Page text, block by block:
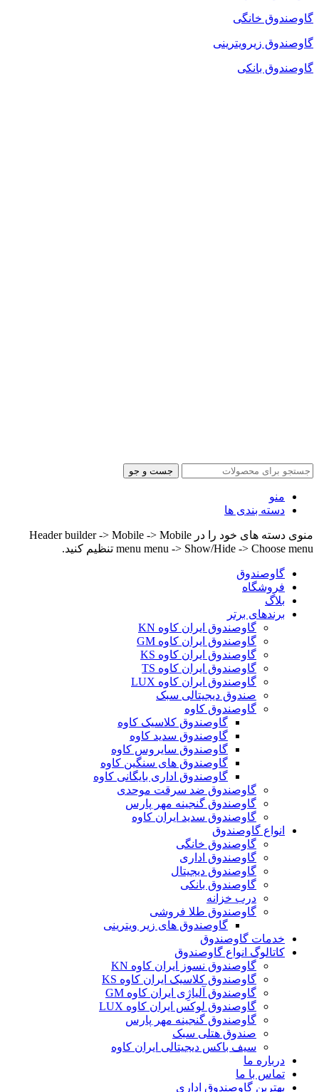
گاوصندوق خانگی
گاوصندوق زیرویترینی
گاوصندوق بانکی
جست و جو
منو
دسته بندی ها
منوی دسته های خود را در Header builder -> Mobile -> Mobile
menu menu -> Show/Hide -> Choose menu تنظیم کنید.
گاوصندوق
فروشگاه
بلاگ
برندهای برتر
گاوصندوق ایران کاوه KN
گاوصندوق ایران کاوه GM
گاوصندوق ایران کاوه KS
گاوصندوق ایران کاوه TS
گاوصندوق ایران کاوه LUX
صندوق دیجیتالی سبک
گاوصندوق کاوه
گاوصندوق کلاسیک کاوه
گاوصندوق سدید کاوه
گاوصندوق سایروس کاوه
گاوصندوق های سنگین کاوه
گاوصندوق اداری بایگانی کاوه
گاوصندوق ضد سرقت موحدی
گاوصندوق گنجینه مهر پارس
گاوصندوق سدید ایران کاوه
انواع گاوصندوق
گاوصندوق خانگی
گاوصندوق اداری
گاوصندوق دیجیتال
گاوصندوق بانکی
درب خزانه
گاوصندوق طلا فروشی
گاوصندوق های زیر ویترینی
خدمات گاوصندوق
کاتالوگ انواع گاوصندوق
گاوصندوق نسوز ایران کاوه KN
گاوصندوق کلاسیک ایران کاوه KS
گاوصندوق آلیاژِی ایران کاوه GM
گاوصندوق لوکس ایران کاوه LUX
گاوصندوق گنجینه مهر پارس
صندوق هتلی سبک
سیف باکس دیجیتالی ایران کاوه
درباره ما
تماس با ما
بهترین گاوصندوق اداری